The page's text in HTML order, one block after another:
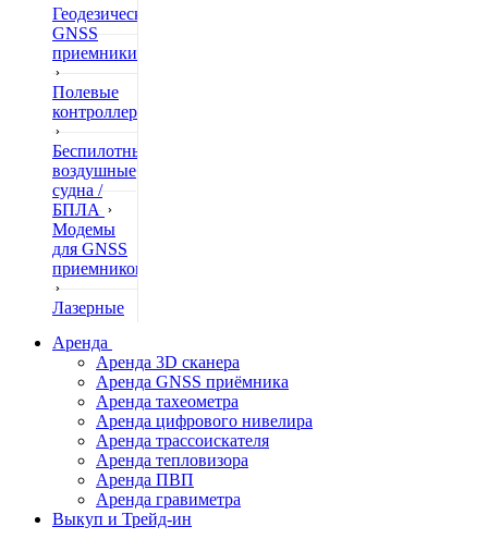
Геодезические
GNSS
приемники
Полевые
контроллеры
Беспилотные
воздушные
судна /
БПЛА
Модемы
для GNSS
приемников
Лазерные
Нивелиры
Теодолиты
Трассоискатели
Неразрушающий
контроль
Аксессуары
Аренда
Аренда 3D сканера
Аренда GNSS приёмника
Аренда тахеометра
Аренда цифрового нивелира
Аренда трассоискателя
Аренда тепловизора
Аренда ПВП
Аренда гравиметра
Выкуп и Трейд-ин